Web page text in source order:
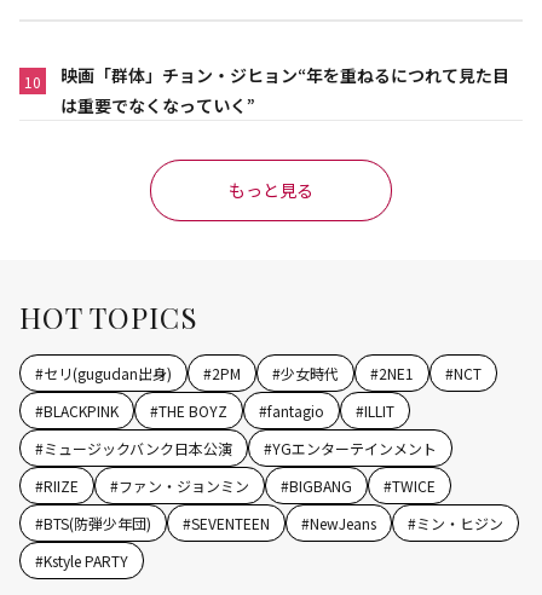
10
映画「群体」チョン・ジヒョン“年を重ねるにつれて見た目
は重要でなくなっていく”
もっと見る
HOT TOPICS
#セリ(gugudan出身) #2PM #少女時代 #2NE1 #NCT
#BLACKPINK #THE BOYZ #fantagio #ILLIT
#ミュージックバンク日本公演 #YGエンターテインメント
#RIIZE #ファン・ジョンミン #BIGBANG #TWICE
#BTS(防弾少年団) #SEVENTEEN #NewJeans #ミン・ヒジン
#Kstyle PARTY